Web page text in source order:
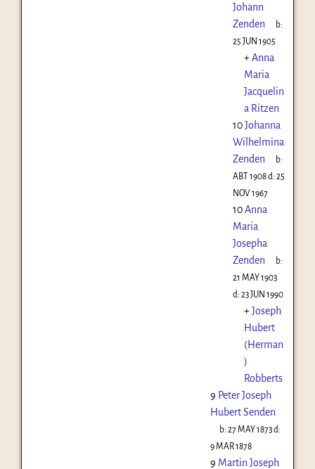
Johann
Zenden
b:
25 JUN 1905
+Anna
Maria
Jacquelin
a Ritzen
10Johanna
Wilhelmina
Zenden
b:
ABT 1908d: 25
NOV 1967
10Anna
Maria
Josepha
Zenden
b:
21 MAY 1903
d: 23 JUN 1990
+Joseph
Hubert
(Herman
)
Robberts
9 Peter Joseph
Hubert Senden
b:27 MAY 1873d:
9 MAR 1878
9 Martin Joseph